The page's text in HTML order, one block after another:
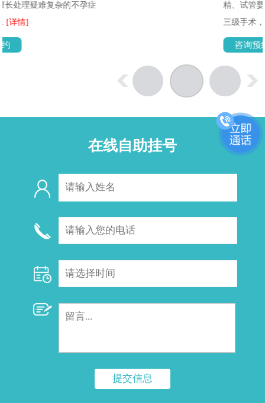
症
精、试管婴儿)，熟练掌握妇产科
[详情]
在线自助挂号
提交信息